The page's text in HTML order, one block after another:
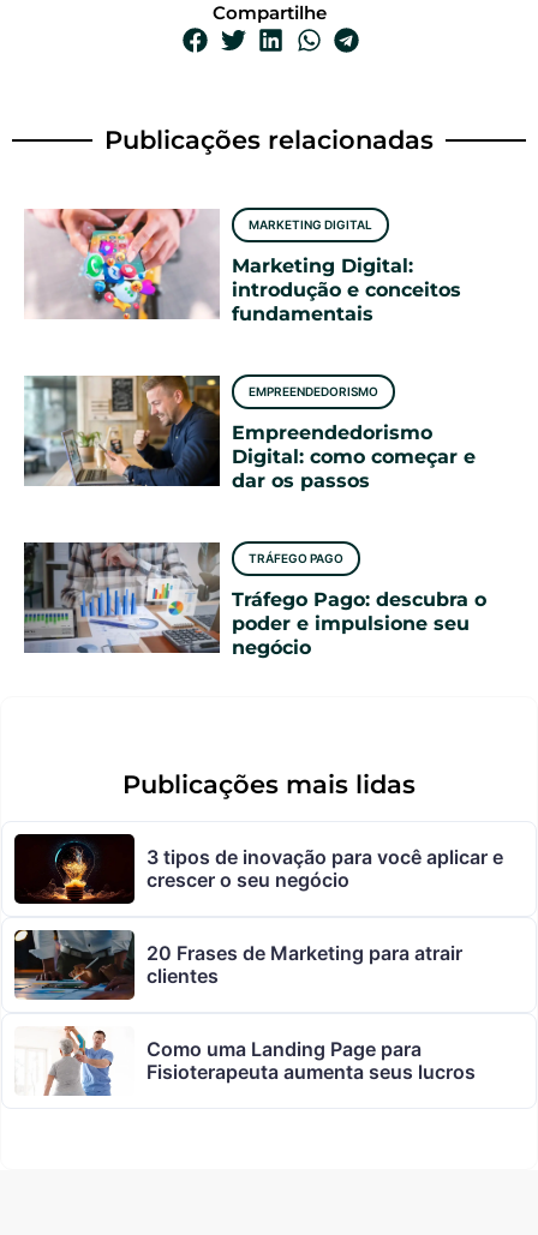
Compartilhe
Publicações relacionadas
MARKETING DIGITAL
Marketing Digital:
introdução e conceitos
fundamentais
EMPREENDEDORISMO
Empreendedorismo
Digital: como começar e
dar os passos
TRÁFEGO PAGO
Tráfego Pago: descubra o
poder e impulsione seu
negócio
Publicações mais lidas
3 tipos de inovação para você aplicar e
crescer o seu negócio
20 Frases de Marketing para atrair
clientes
Como uma Landing Page para
Fisioterapeuta aumenta seus lucros